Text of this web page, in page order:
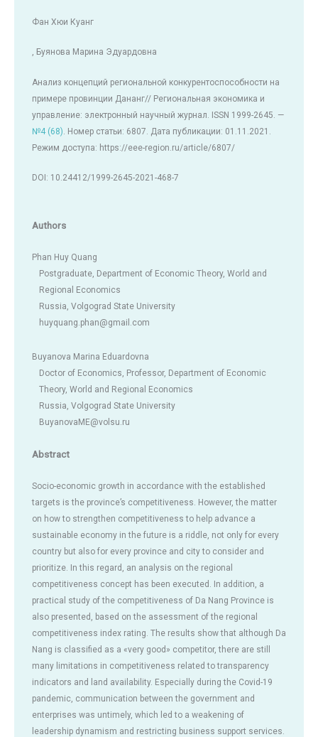
Фан Хюи Куанг
, Буянова Марина Эдуардовна
Анализ концепций региональной конкурентоспособности на
примере провинции Дананг// Региональная экономика и
управление: электронный научный журнал. ISSN 1999-2645. —
№4 (68) . Номер статьи: 6807. Дата публикации: 01.11.2021.
Режим доступа: https://eee-region.ru/article/6807/
DOI: 10.24412/1999-2645-2021-468-7
Authors
Phan Huy Quang
Postgraduate, Department of Economic Theory, World and
Regional Economics
Russia, Volgograd State University
huyquang.phan@gmail.com
Buyanova Marina Eduardovna
Doctor of Economics, Professor, Department of Economic
Theory, World and Regional Economics
Russia, Volgograd State University
BuyanovaME@volsu.ru
Abstract
Socio-economic growth in accordance with the established
targets is the province’s competitiveness. However, the matter
on how to strengthen competitiveness to help advance a
sustainable economy in the future is a riddle, not only for every
country but also for every province and city to consider and
prioritize. In this regard, an analysis on the regional
competitiveness concept has been executed. In addition, a
practical study of the competitiveness of Da Nang Province is
also presented, based on the assessment of the regional
competitiveness index rating. The results show that although Da
Nang is classified as a «very good» competitor, there are still
many limitations in competitiveness related to transparency
indicators and land availability. Especially during the Covid-19
pandemic, communication between the government and
enterprises was untimely, which led to a weakening of
leadership dynamism and restricting business support services.